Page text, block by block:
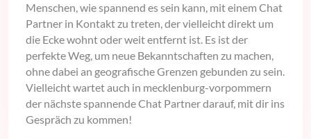
Menschen, wie spannend es sein kann, mit einem Chat
Partner in Kontakt zu treten, der vielleicht direkt um
die Ecke wohnt oder weit entfernt ist. Es ist der
perfekte Weg, um neue Bekanntschaften zu machen,
ohne dabei an geografische Grenzen gebunden zu sein.
Vielleicht wartet auch in mecklenburg-vorpommern
der nächste spannende Chat Partner darauf, mit dir ins
Gespräch zu kommen!